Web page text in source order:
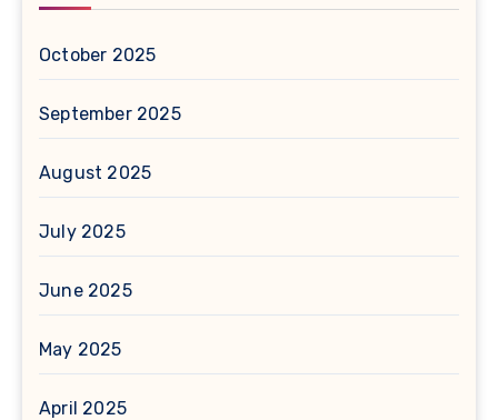
October 2025
September 2025
August 2025
July 2025
June 2025
May 2025
April 2025